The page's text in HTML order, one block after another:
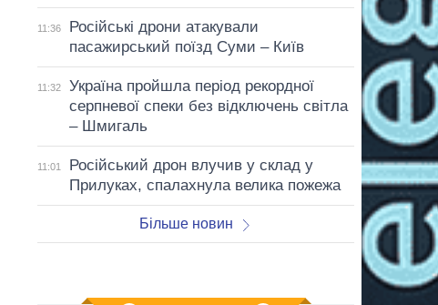
11:36
Російські дрони атакували
пасажирський поїзд Суми – Київ
11:32
Україна пройшла період рекордної
серпневої спеки без відключень світла
– Шмигаль
11:01
Російський дрон влучив у склад у
Прилуках, спалахнула велика пожежа
Більше новин